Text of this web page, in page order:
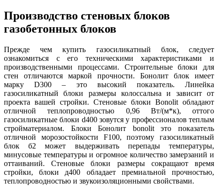
Производство стеновых блоков
газобетонных блоков
Прежде чем купить газосиликатный блок, следует
ознакомиться с его техническими характеристиками и
производственными процессами. Строительные блоки для
стен отличаются маркой прочности. Бонолит блок имеет
марку D300 – это высокий показатель. Линейка
газосиликатный блоки размеры колоссальна и зависит от
проекта вашей стройки. Стеновые блоки Bonolit обладают
отличной теплопроводностью 0,96 Вт/(м*к), оттого
газосиликатные блоки d400 зовутся у профессионалов теплым
стройматериалом. Блоки Бонолит bonolit это показатель
отличной морозостойкости F100, поэтому газосиликатный
блок б2 может выдерживать перепады температуры,
минусовые температуры и огромное количество замерзаний и
оттаиваний. Стеновые блоки размеры сокращают время
стройки, блоки д400 обладает премиальной прочностью,
теплопроводностью и звукоизоляционными свойствами.